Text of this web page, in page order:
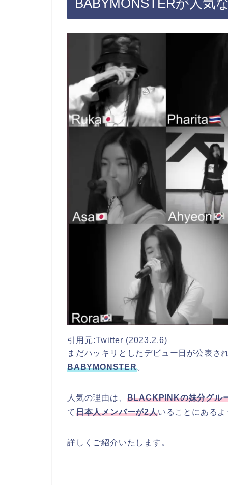
BABYMONSTERが人気
引用元:Twitter (2023.2.6)
まだハッキリとしたデビュー日が公表さ
BABYMONSTER。
人気の理由は、 BLACKPINKの妹分グル
て日本人メンバーが2人いることにある
詳しくご紹介いたします。